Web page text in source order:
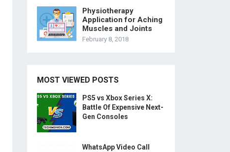
Physiotherapy
Application for Aching
Muscles and Joints
February 8, 2018
MOST VIEWED POSTS
PS5 vs Xbox Series X:
Battle Of Expensive Next-
Gen Consoles
WhatsApp Video Call